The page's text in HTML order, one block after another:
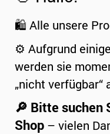
🛍️ Alle unsere
⚙️ Aufgrund
werden sie
„nicht verfügbar“
🔎 Bitte suchen
Shop – vielen